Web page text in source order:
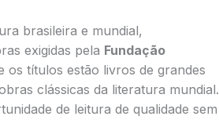
brasileira e mundial,
exigidas pela Fundação
os títulos estão livros de grandes
clássicas da literatura mundial.
de leitura de qualidade sem